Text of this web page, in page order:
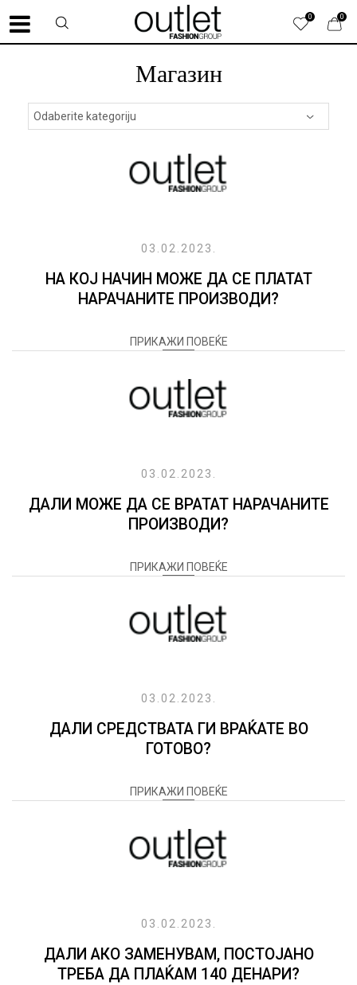
0
0
Магазин
03.02.2023.
НА КОЈ НАЧИН МОЖЕ ДА СЕ ПЛАТАТ
НАРАЧАНИТЕ ПРОИЗВОДИ?
ПРИКАЖИ ПОВЕЌЕ
03.02.2023.
ДАЛИ МОЖЕ ДА СЕ ВРАТАТ НАРАЧАНИТЕ
ПРОИЗВОДИ?
ПРИКАЖИ ПОВЕЌЕ
03.02.2023.
ДАЛИ СРЕДСТВАТА ГИ ВРАЌАТЕ ВО
ГОТОВО?
ПРИКАЖИ ПОВЕЌЕ
03.02.2023.
ДАЛИ АКО ЗАМЕНУВАМ, ПОСТОЈАНО
ТРЕБА ДА ПЛАЌАМ 140 ДЕНАРИ?